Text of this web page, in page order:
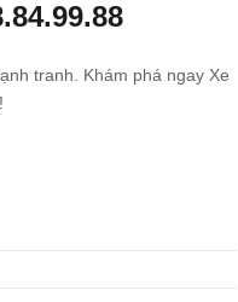
n
tranh. Khám phá ngay Xe